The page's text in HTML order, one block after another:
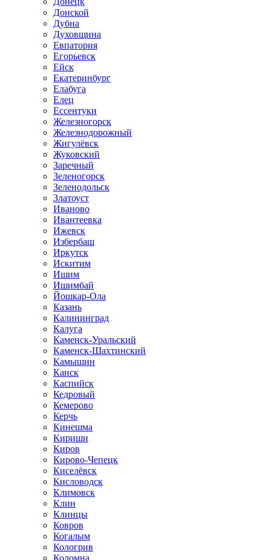
Донской
Дубна
Духовщина
Евпатория
Егорьевск
Ейск
Екатеринбург
Елабуга
Елец
Ессентуки
Железногорск
Железнодорожный
Жигулёвск
Жуковский
Заречный
Зеленогорск
Зеленодольск
Златоуст
Иваново
Ивантеевка
Ижевск
Избербаш
Иркутск
Искитим
Ишим
Ишимбай
Йошкар-Ола
Казань
Калининград
Калуга
Каменск-Уральский
Каменск-Шахтинский
Камышин
Канск
Каспийск
Кедровый
Кемерово
Керчь
Кинешма
Кириши
Киров
Кирово-Чепецк
Киселёвск
Кисловодск
Климовск
Клин
Клинцы
Ковров
Когалым
Кологрив
Коломна